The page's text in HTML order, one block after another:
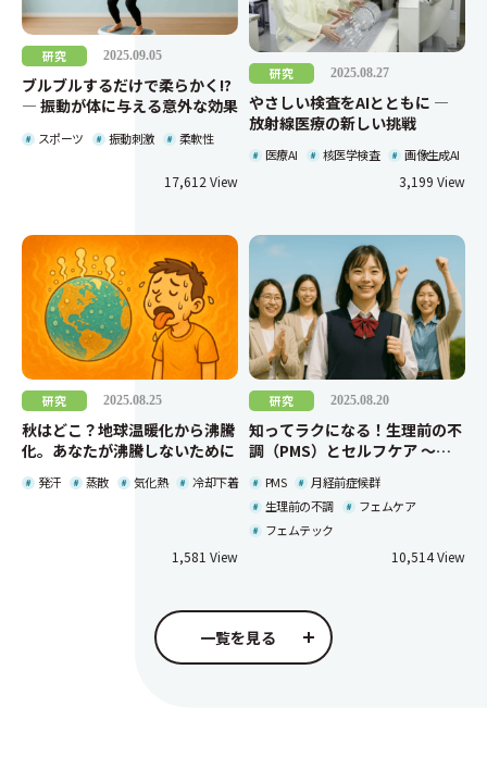
研究 2025.09.05
ブルブルするだけで柔らかく!?
― 振動が体に与える意外な効果
スポーツ 振動刺激 柔軟性
17,612
研究 2025.08.27
やさしい検査をAIとともに ―
放射線医療の新しい挑戦
医療AI 核医学検査 画像生成AI
3,199
研究 2025.08.25
秋はどこ？地球温暖化から沸騰
化。あなたが沸騰しないために
発汗 蒸散 気化熱 冷却下着
1,581
研究 2025.08.20
知ってラクになる！生理前の不
調（PMS）とセルフケア 〜女
究ができること〜
PMS
月経前症候群
生理前の不調
フェムケア
フェムテック
10,514
一覧を見る